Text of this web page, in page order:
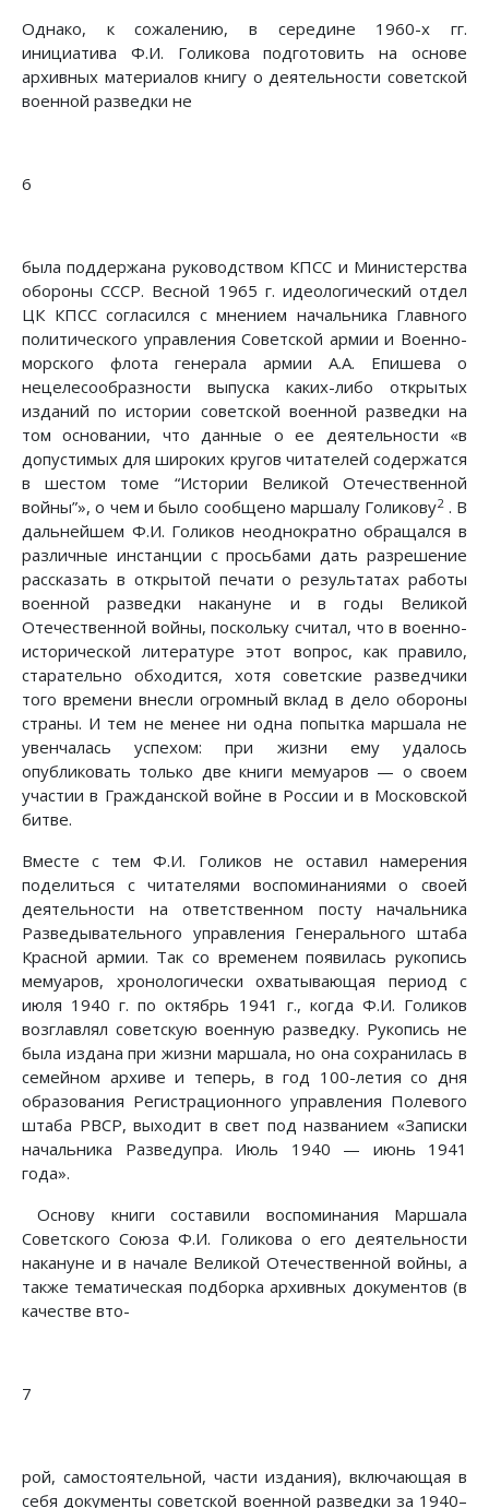
Однако, к сожалению, в середине 1960-х гг.
инициатива Ф.И. Голикова подготовить на основе
архивных материалов книгу о деятельности советской
военной разведки не
6
была поддержана руководством КПСС и Министерства
обороны СССР. Весной 1965 г. идеологический отдел
ЦК КПСС согласился с мнением начальника Главного
политического управления Советской армии и Военно-
морского флота генерала армии А.А. Епишева о
нецелесообразности выпуска каких-либо открытых
изданий по истории советской военной разведки на
том основании, что данные о ее деятельности «в
допустимых для широких кругов читателей содержатся
в шестом томе “Истории Великой Отечественной
войны”», о чем и было сообщено маршалу Голикову2. В
дальнейшем Ф.И. Голиков неоднократно обращался в
различные инстанции с просьбами дать разрешение
рассказать в открытой печати о результатах работы
военной разведки накануне и в годы Великой
Отечественной войны, поскольку считал, что в военно-
исторической литературе этот вопрос, как правило,
старательно обходится, хотя советские разведчики
того времени внесли огромный вклад в дело обороны
страны. И тем не менее ни одна попытка маршала не
увенчалась успехом: при жизни ему удалось
опубликовать только две книги мемуаров — о своем
участии в Гражданской войне в России и в Московской
битве.
Вместе с тем Ф.И. Голиков не оставил намерения
поделиться с читателями воспоминаниями о своей
деятельности на ответственном посту начальника
Разведывательного управления Генерального штаба
Красной армии. Так со временем появилась рукопись
мемуаров, хронологически охватывающая период с
июля 1940 г. по октябрь 1941 г., когда Ф.И. Голиков
возглавлял советскую военную разведку. Рукопись не
была издана при жизни маршала, но она сохранилась в
семейном архиве и теперь, в год 100-летия со дня
образования Регистрационного управления Полевого
штаба РВСР, выходит в свет под названием «Записки
начальника Разведупра. Июль 1940 — июнь 1941
года».
Основу книги составили воспоминания Маршала
Советского Союза Ф.И. Голикова о его деятельности
накануне и в начале Великой Отечественной войны, а
также тематическая подборка архивных документов (в
качестве вто-
7
рой, самостоятельной, части издания), включающая в
себя документы советской военной разведки за 1940–